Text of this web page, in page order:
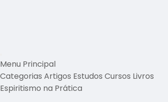
Menu Principal
Categorias Artigos Estudos Cursos Livros
Espiritismo na Prática